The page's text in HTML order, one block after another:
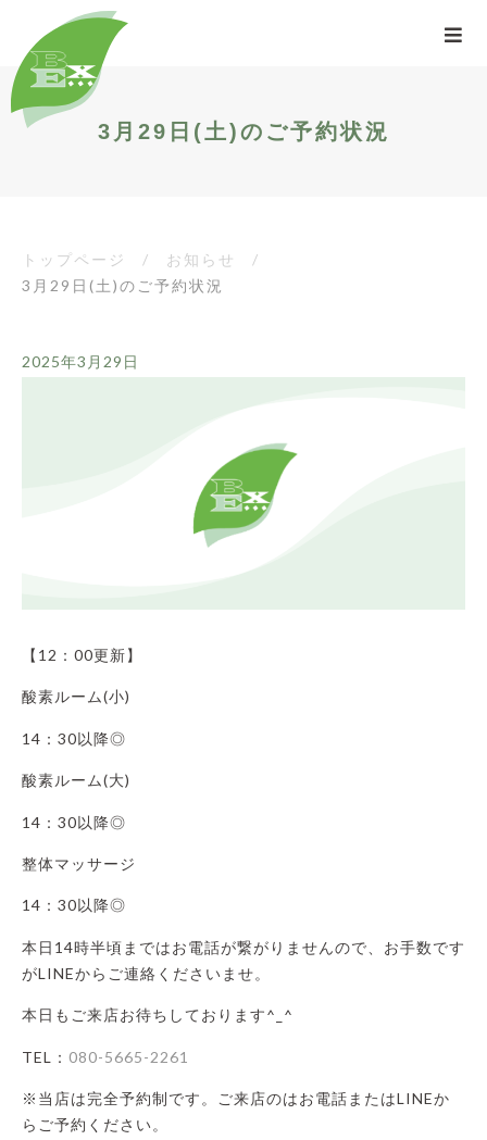
3月29日(土)のご予約状況
トップページ / お知らせ
/
3月29日(土)のご予約状況
2025年3月29日
【12：00更新】
酸素ルーム(小)
14：30以降◎
酸素ルーム(大)
14：30以降◎
整体マッサージ
14：30以降◎
本日14時半頃まではお電話が繋がりませんので、お手数です
がLINEからご連絡くださいませ。
本日もご来店お待ちしております^_^
TEL： 080-5665-2261
※当店は完全予約制です。ご来店のはお電話またはLINEか
らご予約ください。